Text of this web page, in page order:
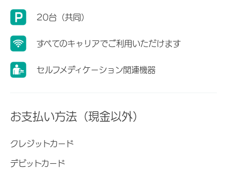
20台（共同）
すべてのキャリアでご利用いただけます
セルフメディケーション関連機器
お支払い方法（現金以外）
クレジットカード
デビットカード